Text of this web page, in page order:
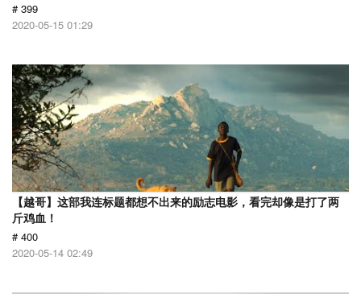
# 399
2020-05-15 01:29
【越哥】这部我连标题都想不出来的励志电影，看完却像是打了两
斤鸡血！
# 400
2020-05-14 02:49